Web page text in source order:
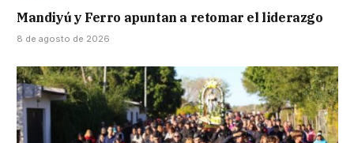
Mandiyú y Ferro apuntan a retomar el liderazgo
8 de agosto de 2026